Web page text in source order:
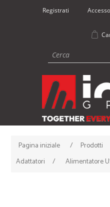
Registrati Accesso
Pagina iniziale / Prodotti
Adattatori
/ Alimentatore